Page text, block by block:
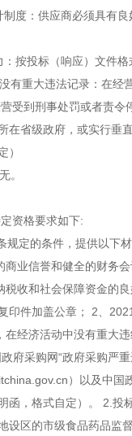
度：供应商必须具有
按投标（响应）文件格
有重大违法记录：在经
受到刑事处罚或者责
在省级政府，或实行
）
无。
资格要求如下:
定的条件，提供以下材
商业信誉和健全的财务
税收和社会保障资金的良
印件加盖公章； 2 2021
经济活动中没有重大
府采购网“政府采购严
）以及中国
函，格式自定）。 2. 投
设区的市级食品药品